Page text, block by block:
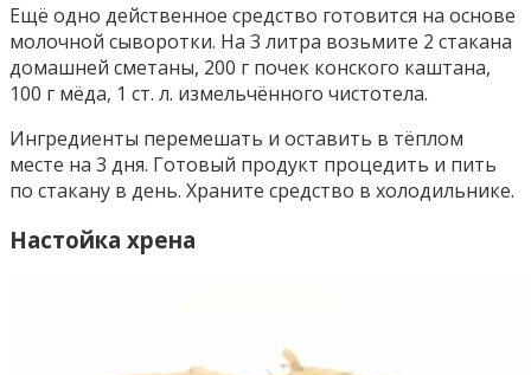
Ещё одно действенное средство готовится на основе
молочной сыворотки. На 3 литра возьмите 2 стакана
домашней сметаны, 200 г почек конского каштана,
100 г мёда, 1 ст. л. измельчённого чистотела.
Ингредиенты перемешать и оставить в тёплом
месте на 3 дня. Готовый продукт процедить и пить
по стакану в день. Храните средство в холодильнике.
Настойка хрена